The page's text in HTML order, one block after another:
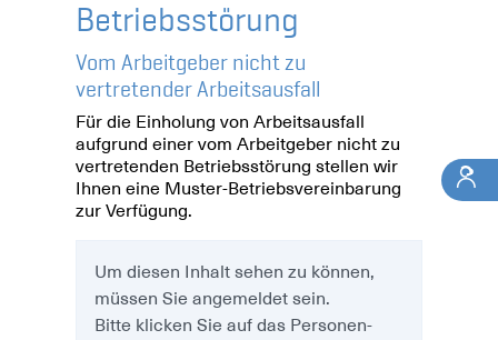
Betriebsstörung
Vom Arbeitgeber nicht zu
vertretender Arbeitsausfall
Für die Einholung von Arbeitsausfall
aufgrund einer vom Arbeitgeber nicht zu
vertretenden Betriebsstörung stellen wir
Ihnen eine Muster-Betriebsvereinbarung
zur Verfügung.
Um diesen Inhalt sehen zu können,
müssen Sie angemeldet sein.
Bitte klicken Sie auf das Personen-